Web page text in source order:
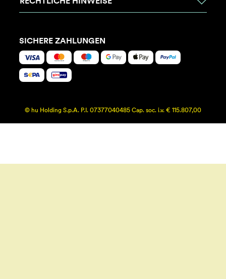
SICHERE ZAHLUNGEN
© hu Holding S.p.A. P.I. 07377040485 Cap. soc. i.v. € 115.807,00